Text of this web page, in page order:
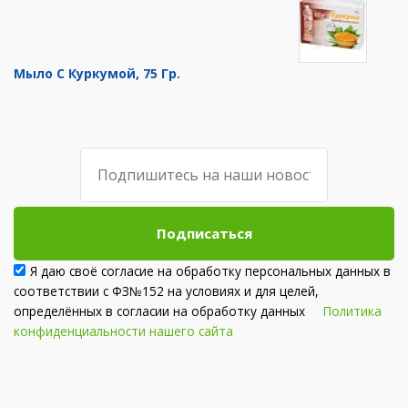
Мыло С Куркумой, 75 Гр.
Подписаться
Я даю своё согласие на обработку персональных данных в
соответствии с ФЗ№152 на условиях и для целей,
определённых в согласии на обработку данных Политика
конфиденциальности нашего сайта